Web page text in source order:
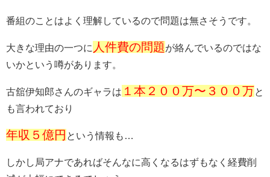
番組のことはよく理解しているので問題は無さそうです。
大きな理由の一つに 人件費の問題が絡んでいるのではな
いかという噂があります。
古舘伊知郎さんのギャラは １本２００万〜３００万と
も言われており
年収５億円 という情報も…
しかし局アナであればそんなに高くなるはずもなく経費削